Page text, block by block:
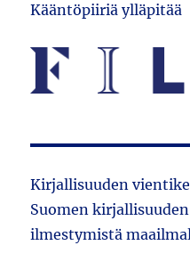
Kääntöpiiriä ylläpitää
Kirjallisuuden
Suomen
ilmestymistä